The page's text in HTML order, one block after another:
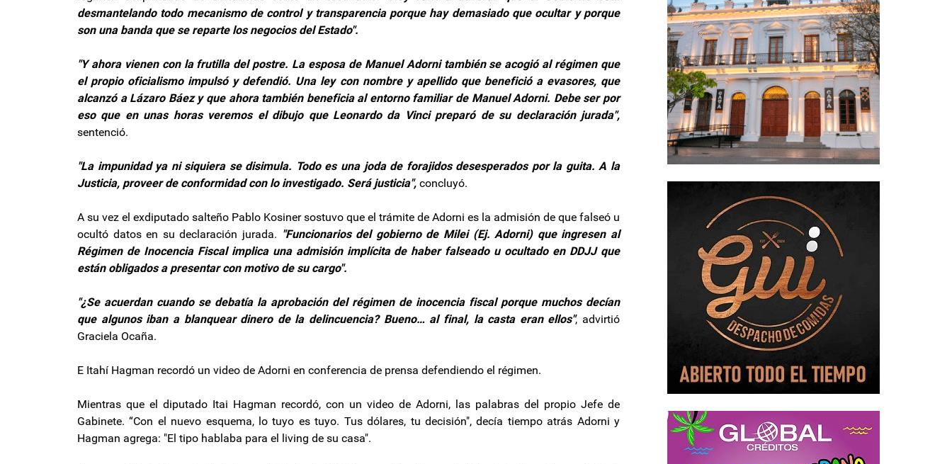
desmantelando todo mecanismo de control y transparencia porque hay demasiado que ocultar y porque
son una banda que se reparte los negocios del Estado".
"Y ahora vienen con la frutilla del postre. La esposa de Manuel Adorni también se acogió al régimen que
el propio oficialismo impulsó y defendió. Una ley con nombre y apellido que benefició a evasores, que
alcanzó a Lázaro Báez y que ahora también beneficia al entorno familiar de Manuel Adorni. Debe ser por
eso que en unas horas veremos el dibujo que Leonardo da Vinci preparó de su declaración jurada",
sentenció.
"La impunidad ya ni siquiera se disimula. Todo es una joda de forajidos desesperados por la guita. A la
Justicia, proveer de conformidad con lo investigado. Será justicia", concluyó.
A su vez el exdiputado salteño Pablo Kosiner sostuvo que el trámite de Adorni es la admisión de que falseó u
ocultó datos en su declaración jurada. "Funcionarios del gobierno de Milei (Ej. Adorni) que ingresen al
Régimen de Inocencia Fiscal implica una admisión implícita de haber falseado u ocultado en DDJJ que
están obligados a presentar con motivo de su cargo".
"¿Se acuerdan cuando se debatía la aprobación del régimen de inocencia fiscal porque muchos decían
que algunos iban a blanquear dinero de la delincuencia? Bueno… al final, la casta eran ellos", advirtió
Graciela Ocaña.
E Itahí Hagman recordó un video de Adorni en conferencia de prensa defendiendo el régimen.
Mientras que el diputado Itai Hagman recordó, con un video de Adorni, las palabras del propio Jefe de
Gabinete. “Con el nuevo esquema, lo tuyo es tuyo. Tus dólares, tu decisión", decía tiempo atrás Adorni y
Hagman agrega: "El tipo hablaba para el living de su casa".